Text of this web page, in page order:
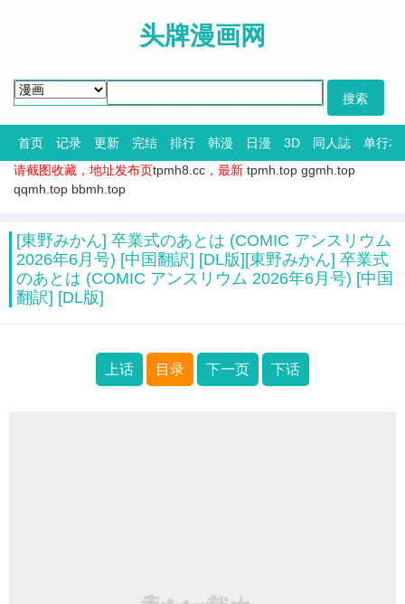
头牌漫画网
首页 记录 更新 完结 排行 韩漫 日漫 3D 同人誌
单行本
请截图收藏，地址发布页tpmh8.cc ，最新 tpmh.top ggmh.top
qqmh.top bbmh.top
[東野みかん] 卒業式のあとは (COMIC アンスリウム
2026年6月号) [中国翻訳] [DL版][東野みかん] 卒業式
のあとは (COMIC アンスリウム 2026年6月号) [中国
翻訳] [DL版]
上话 目录 下一页 下话